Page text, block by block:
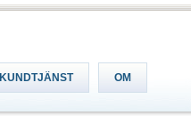
KUNDTJÄNST OM